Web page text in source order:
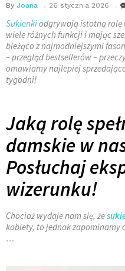
By Joana 26 stycznia 2026
Sukienkiodgrywają istotną rolę
wiele różnych funkcji i mając
bieżąco z najmodniejszymi
– przegląd bestsellerów –
omawiamy najlepiej
tygodni!
Jaką rolę
damskie w
Posłuchaj
wizerunku!
Chociaż wydaje nam się, że
kobiety, to jednak zapominamy
…